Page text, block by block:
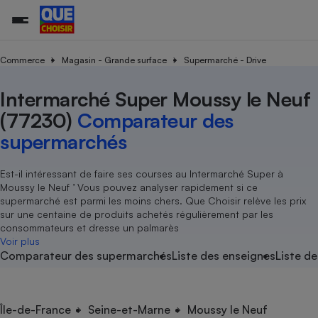
Commerce Magasin - Grande surface Supermarché - Drive
Intermarché Super Moussy le Neuf
(77230) Comparateur des
supermarchés
Est-il intéressant de faire ses courses au Intermarché Super à
Moussy le Neuf ’ Vous pouvez analyser rapidement si ce
supermarché est parmi les moins chers. Que Choisir relève les prix
sur une centaine de produits achetés régulièrement par les
consommateurs et dresse un palmarès
Voir plus
Comparateur des supermarchésListe des enseignesListe
Île-de-France Seine-et-Marne Moussy le Neuf
Additifs
Agriculture
Produit alimentaire
Achat - Vente - Location
Carburant
Magasin - Grande surface
Marketing - Fidélisation
Organismes de défense
Système judiciaire
Air
Déchet
Eau
Achat - Vente - Travaux
Location
Sport
Vacances - Tourisme
électrique
Démarche administrative
Senior
Service marchand
Train
Transport aérien
Toutes les actualités
Enquêtes
Guides d'achat
Conseils
Brèves
Tous les services
Soumettre un litige
Lettres types
Rencontrer une association locale
Tous nos combats
Nos actions
Nos grandes victoires
Les billets de la présidente
Nos associations locales
Nous rejoindre
En savoir plus sur Que Choisir Ensemble
?
L’association
Nos missions
Notre méthodologie
Notre financement
Nos partenaires
Nous rejoindre